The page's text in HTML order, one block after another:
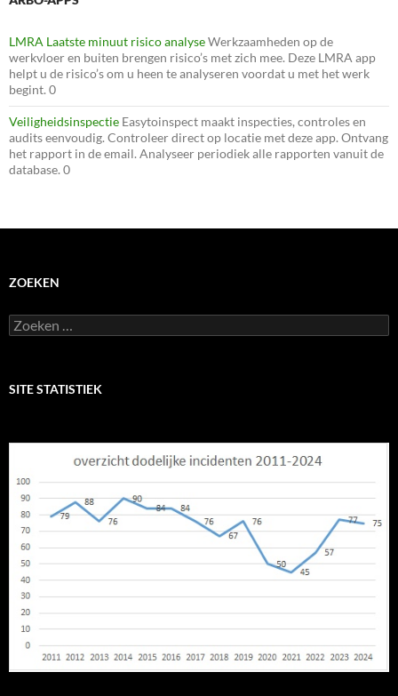
LMRA Laatste minuut risico analyseWerkzaamheden op de
werkvloer en buiten brengen risico’s met zich mee. Deze LMRA app
helpt u de risico’s om u heen te analyseren voordat u met het werk
begint. 0
Veiligheidsinspectie Easytoinspect maakt inspecties, controles en
audits eenvoudig. Controleer direct op locatie met deze app. Ontvang
het rapport in de email. Analyseer periodiek alle rapporten vanuit de
database. 0
ZOEKEN
Zoeken
naar:
SITE STATISTIEK